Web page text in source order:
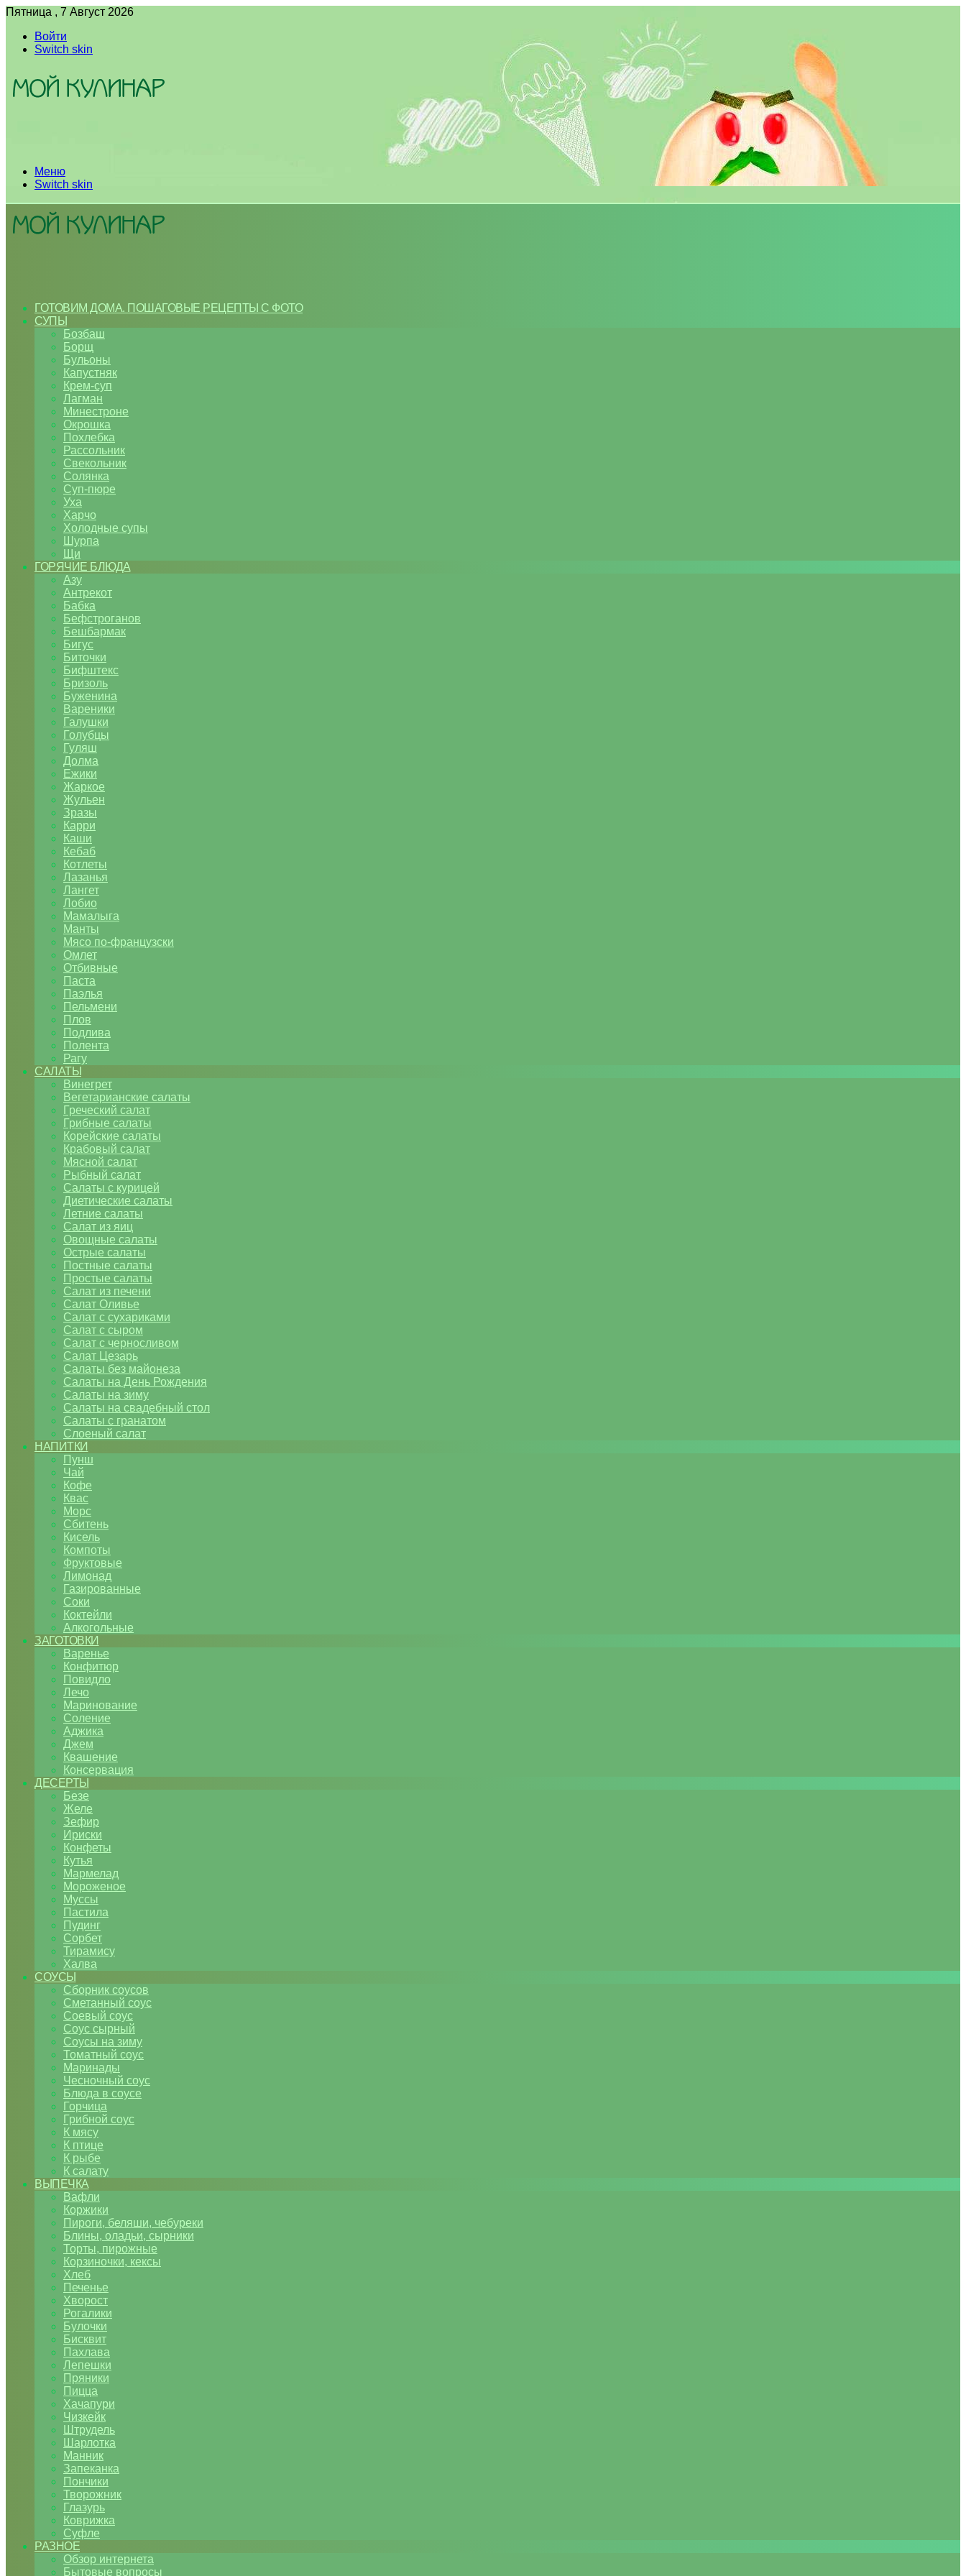
Пятница , 7 Август 2026
Войти
Switch skin
Меню
Switch skin
ГОТОВИМ ДОМА. ПОШАГОВЫЕ РЕЦЕПТЫ С ФОТО
СУПЫ
Бозбаш
Борщ
Бульоны
Капустняк
Крем-суп
Лагман
Минестроне
Окрошка
Похлебка
Рассольник
Свекольник
Солянка
Суп-пюре
Уха
Харчо
Холодные супы
Шурпа
Щи
ГОРЯЧИЕ БЛЮДА
Азу
Антрекот
Бабка
Бефстроганов
Бешбармак
Бигус
Биточки
Бифштекс
Бризоль
Буженина
Вареники
Галушки
Голубцы
Гуляш
Долма
Ежики
Жаркое
Жульен
Зразы
Карри
Каши
Кебаб
Котлеты
Лазанья
Лангет
Лобио
Мамалыга
Манты
Мясо по-французски
Омлет
Отбивные
Паста
Паэлья
Пельмени
Плов
Подлива
Полента
Рагу
САЛАТЫ
Винегрет
Вегетарианские салаты
Греческий салат
Грибные салаты
Корейские салаты
Крабовый салат
Мясной салат
Рыбный салат
Салаты с курицей
Диетические салаты
Летние салаты
Салат из яиц
Овощные салаты
Острые салаты
Постные салаты
Простые салаты
Салат из печени
Салат Оливье
Салат с сухариками
Салат с сыром
Салат с черносливом
Салат Цезарь
Салаты без майонеза
Салаты на День Рождения
Салаты на зиму
Салаты на свадебный стол
Салаты с гранатом
Слоеный салат
НАПИТКИ
Пунш
Чай
Кофе
Квас
Морс
Сбитень
Кисель
Компоты
Фруктовые
Лимонад
Газированные
Соки
Коктейли
Алкогольные
ЗАГОТОВКИ
Варенье
Конфитюр
Повидло
Лечо
Маринование
Соление
Аджика
Джем
Квашение
Консервация
ДЕСЕРТЫ
Безе
Желе
Зефир
Ириски
Конфеты
Кутья
Мармелад
Мороженое
Муссы
Пастила
Пудинг
Сорбет
Тирамису
Халва
СОУСЫ
Сборник соусов
Сметанный соус
Соевый соус
Соус сырный
Соусы на зиму
Томатный соус
Маринады
Чесночный соус
Блюда в соусе
Горчица
Грибной соус
К мясу
К птице
К рыбе
К салату
ВЫПЕЧКА
Вафли
Коржики
Пироги, беляши, чебуреки
Блины, оладьи, сырники
Торты, пирожные
Корзиночки, кексы
Хлеб
Печенье
Хворост
Рогалики
Булочки
Бисквит
Пахлава
Лепешки
Пряники
Пицца
Хачапури
Чизкейк
Штрудель
Шарлотка
Манник
Запеканка
Пончики
Творожник
Глазурь
Коврижка
Суфле
РАЗНОЕ
Обзор интернета
Бытовые вопросы